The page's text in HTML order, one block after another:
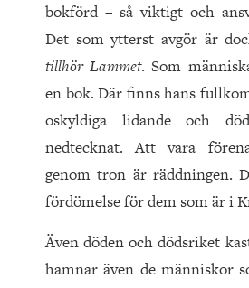
bokförd – så viktigt och
Det som ytterst avgör är
tillhör Lammet. Som
en bok. Där finns hans
oskyldiga lidande och
nedtecknat. Att vara
genom tron är räddningen.
fördömelse för dem som är i
Även döden och dödsriket
hamnar även de människor